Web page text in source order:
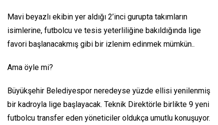
Mavi beyazlı ekibin yer aldığı 2’inci gurupta takımların
isimlerine, futbolcu ve tesis yeterliliğine bakıldığında lige
favori başlanacakmış gibi bir izlenim edinmek mümkün..
Ama öyle mi?
Büyükşehir Belediyespor neredeyse yüzde ellisi yenilenmiş
bir kadroyla lige başlayacak. Teknik Direktörle birlikte 9 yeni
futbolcu transfer eden yöneticiler oldukça umutlu konuşuyor.